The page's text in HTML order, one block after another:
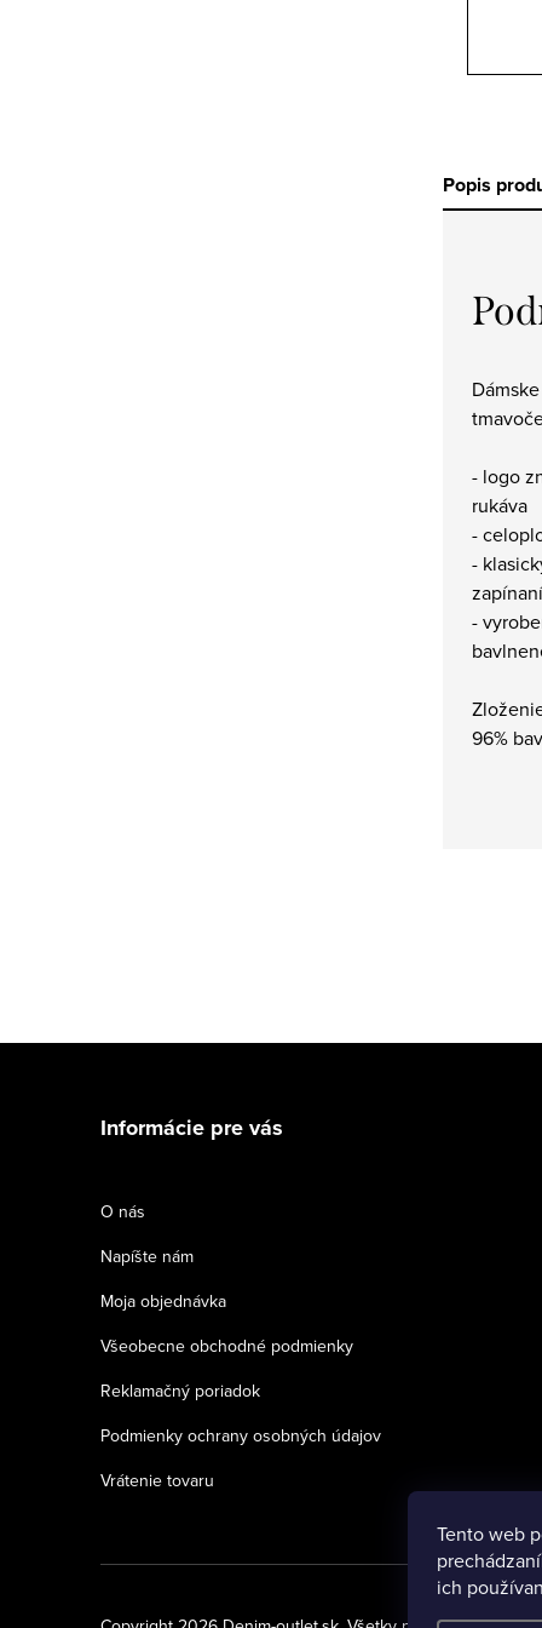
Tento web
ich
Popis
- logo
rukáva
-
-
-
96%
Informácie pre vás
O nás
Napíšte nám
Moja objednávka
Všeobecne obchodné podmienky
Reklamačný poriadok
Podmienky ochrany osobných údajov
Vrátenie tovaru